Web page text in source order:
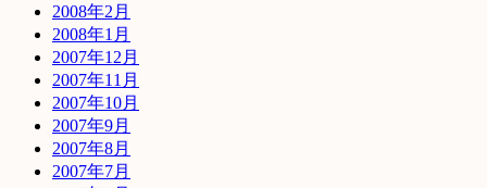
2008年2月
2008年1月
2007年12月
2007年11月
2007年10月
2007年9月
2007年8月
2007年7月